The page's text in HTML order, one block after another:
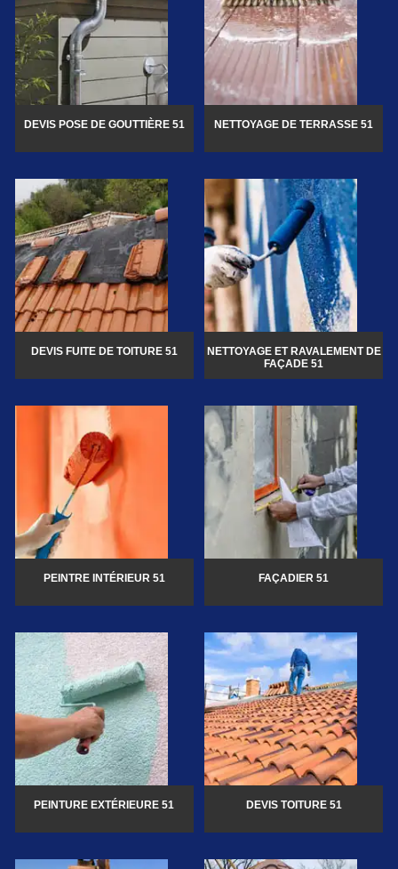
DEVIS POSE DE GOUTTIÈRE 51 NETTOYAGE DE TERRASSE 51
DEVIS FUITE DE TOITURE 51
NETTOYAGE ET RAVALEMENT DE
FAÇADE 51
PEINTRE INTÉRIEUR 51 FAÇADIER 51
PEINTURE EXTÉRIEURE 51 DEVIS TOITURE 51